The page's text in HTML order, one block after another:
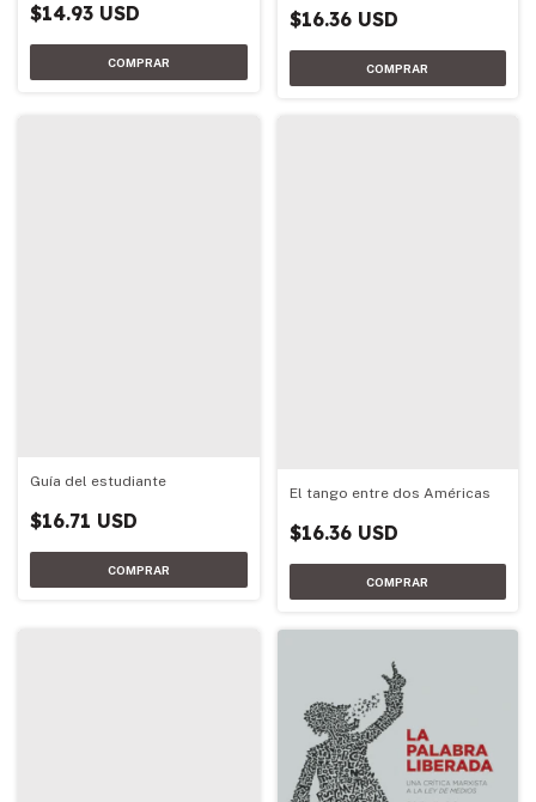
$14.93 USD $16.36 USD
Guía del estudiante
$16.71 USD
El tango entre dos Américas
$16.36 USD